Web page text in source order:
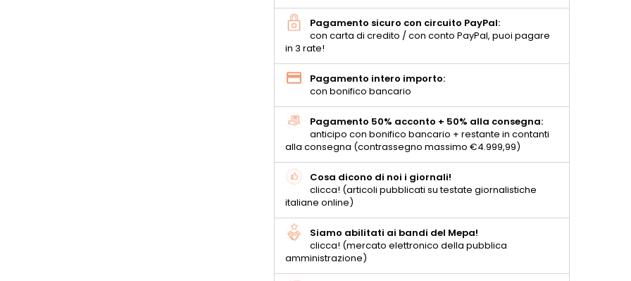
Pagamento sicuro con circuito PayPal:
con carta di credito / con conto PayPal, puoi pagare
in 3 rate!
Pagamento intero importo:
con bonifico bancario
Pagamento 50% acconto + 50% alla consegna:
anticipo con bonifico bancario + restante in contanti
alla consegna (contrassegno massimo €4.999,99)
Cosa dicono di noi i giornali!
clicca! (articoli pubblicati su testate giornalistiche
italiane online)
Siamo abilitati ai bandi del Mepa!
clicca! (mercato elettronico della pubblica
amministrazione)